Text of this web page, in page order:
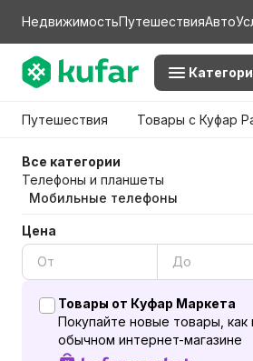
НедвижимостьПутешествияАвто
Путешествия Товары с Куфар
Все категории
Телефоны и планшеты
Мобильные телефоны
Цена
Товары от Куфар Маркета
Покупайте новые товары, как
обычном интернет-магазине